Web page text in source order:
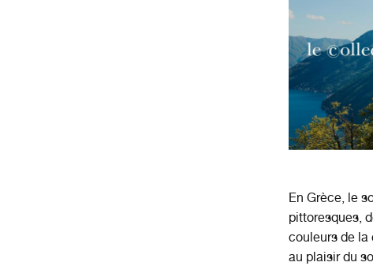
En Grèce, le
pittoresques,
couleurs de la
au plaisir du